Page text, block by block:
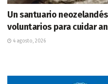
Un santuario
voluntarios para cuidar
4 agosto, 2026